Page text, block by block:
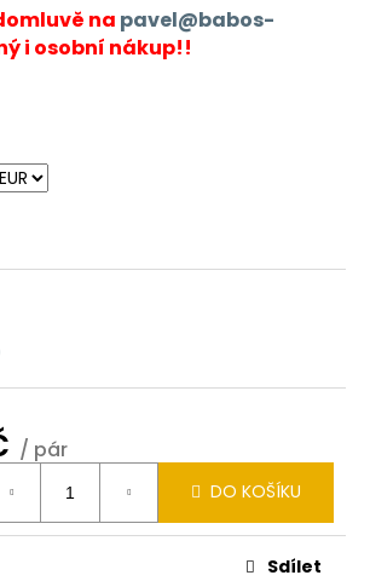
na pavel@babos-
i osobní nákup!!
/ pár
DO KOŠÍKU
Sdílet